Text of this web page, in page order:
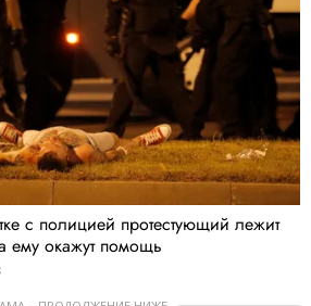
с полицией протестующий лежит
ему окажут помощь